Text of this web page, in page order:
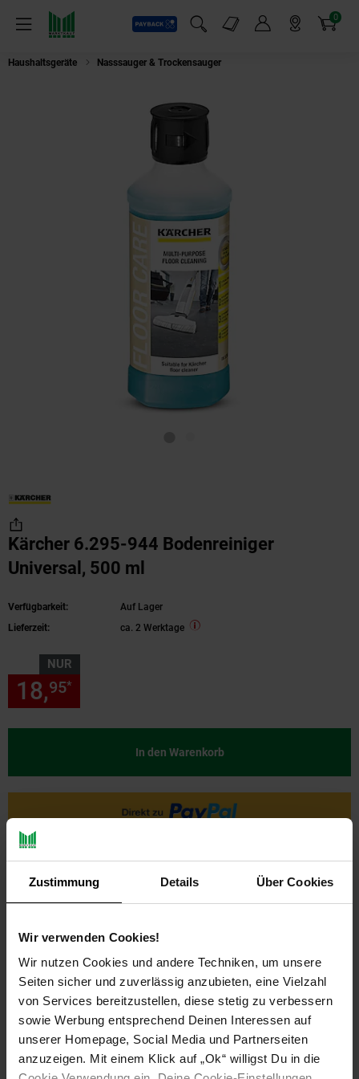
Zustimmung Details Über Cookies
Wir verwenden Cookies!
Wir nutzen Cookies und andere Techniken, um unsere
Seiten sicher und zuverlässig anzubieten, eine Vielzahl
von Services bereitzustellen, diese stetig zu verbessern
sowie Werbung entsprechend Deinen Interessen auf
unserer Homepage, Social Media und Partnerseiten
anzuzeigen. Mit einem Klick auf „Ok“ willigst Du in die
Menü
Payback
Suchfeld einblenden
Markt-Angebote 0
Artikel
Haushaltsgeräte Nasssauger & Trockensauger
Kärcher 6.295-944 Bodenreiniger
Universal, 500 ml
Verfügbarkeit:
Auf Lager
Lieferzeit:
ca. 2 Werktage
NUR
18,95*
In den Warenkorb
PAYBACK
Payback Punkte Basis°Punkte:
9
Extra°Punkte:
0